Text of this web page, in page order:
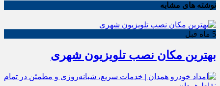
نوشته های مشابه
5 ماه قبل
بهترین مکان نصب تلویزیون شهری